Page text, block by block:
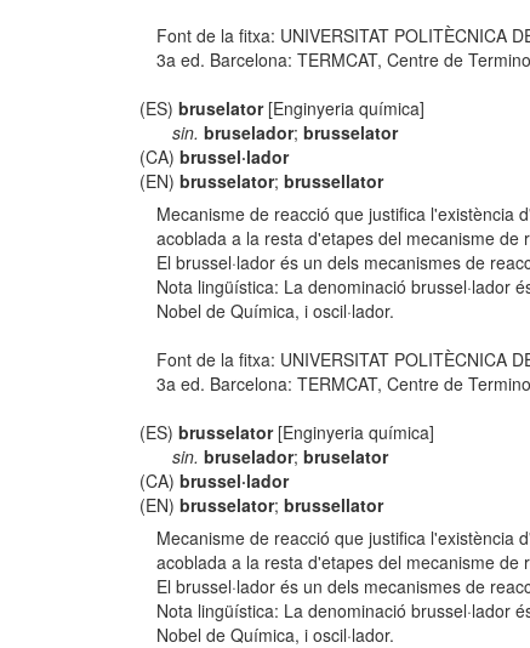
Font de la fitxa: UNIVERSITAT POLITÈCNICA
3a ed. Barcelona: TERMCAT, Centre de
(ES)bruselator[Enginyeria química]
sin. bruselador; brusselator
(CA)brussel·lador
(EN)brusselator;brussellator
Mecanisme de reacció que justifica l'existència
acoblada a la resta d'etapes del mecanisme de
El brussel·lador és un dels mecanismes de
Nota lingüística: La denominació brussel·lador
Nobel de Química, i oscil·lador.
Font de la fitxa: UNIVERSITAT POLITÈCNICA
3a ed. Barcelona: TERMCAT, Centre de
(ES)brusselator[Enginyeria química]
sin. bruselador; bruselator
(CA)brussel·lador
(EN)brusselator;brussellator
Mecanisme de reacció que justifica l'existència
acoblada a la resta d'etapes del mecanisme de
El brussel·lador és un dels mecanismes de
Nota lingüística: La denominació brussel·lador
Nobel de Química, i oscil·lador.